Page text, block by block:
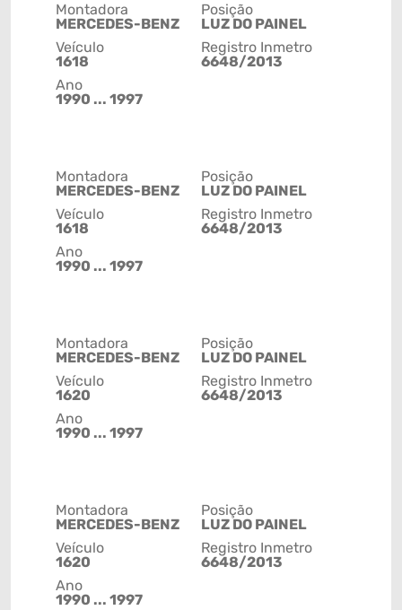
Montadora
MERCEDES-BENZ
Veículo
1618
Ano
1990 ... 1997
Posição
LUZ DO PAINEL
Registro Inmetro
6648/2013
Montadora
MERCEDES-BENZ
Veículo
1618
Ano
1990 ... 1997
Posição
LUZ DO PAINEL
Registro Inmetro
6648/2013
Montadora
MERCEDES-BENZ
Veículo
1620
Ano
1990 ... 1997
Posição
LUZ DO PAINEL
Registro Inmetro
6648/2013
Montadora
MERCEDES-BENZ
Veículo
1620
Ano
1990 ... 1997
Posição
LUZ DO PAINEL
Registro Inmetro
6648/2013